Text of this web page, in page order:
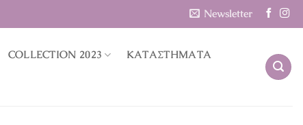
Newsletter
COLLECTION 2023
ΚΑΤΑΣΤΗΜΑΤΑ